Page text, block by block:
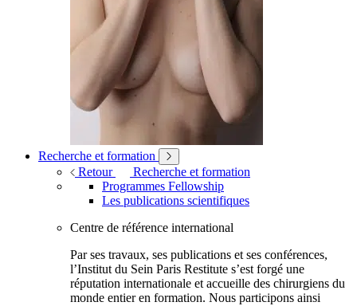
Recherche et formation
Retour
Recherche et formation
Programmes Fellowship
Les publications scientifiques
Centre de référence international
Par ses travaux, ses publications et ses conférences,
l’Institut du Sein Paris Restitute s’est forgé une
réputation internationale et accueille des chirurgiens du
monde entier en formation. Nous participons ainsi